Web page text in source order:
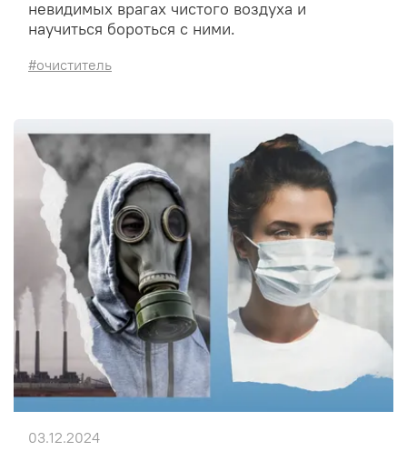
невидимых врагах чистого воздуха и
научиться бороться с ними.
#очиститель
03.12.2024